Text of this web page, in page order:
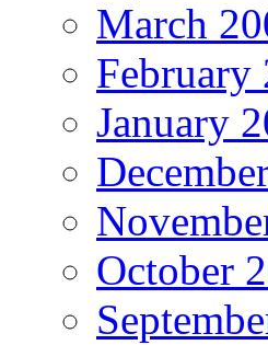
March
February
January
October